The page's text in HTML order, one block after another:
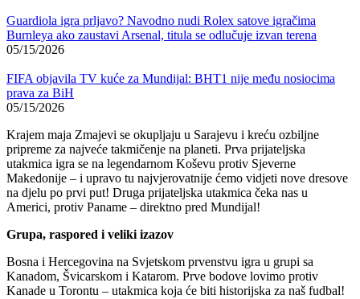
Guardiola igra prljavo? Navodno nudi Rolex satove igračima
Burnleya ako zaustavi Arsenal, titula se odlučuje izvan terena
05/15/2026
FIFA objavila TV kuće za Mundijal: BHT1 nije među nosiocima
prava za BiH
05/15/2026
Krajem maja Zmajevi se okupljaju u Sarajevu i kreću ozbiljne
pripreme za najveće takmičenje na planeti. Prva prijateljska
utakmica igra se na legendarnom Koševu protiv Sjeverne
Makedonije – i upravo tu najvjerovatnije ćemo vidjeti nove dresove
na djelu po prvi put! Druga prijateljska utakmica čeka nas u
Americi, protiv Paname – direktno pred Mundijal!
Grupa, raspored i veliki izazov
Bosna i Hercegovina na Svjetskom prvenstvu igra u grupi sa
Kanadom, Švicarskom i Katarom. Prve bodove lovimo protiv
Kanade u Torontu – utakmica koja će biti historijska za naš fudbal!